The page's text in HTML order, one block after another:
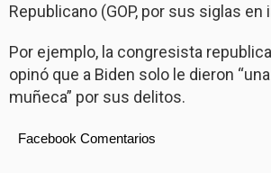
Republicano (GOP, por sus siglas en
Por ejemplo, la congresista
opinó que a Biden solo le dieron
muñeca” por sus delitos.
Facebook Comentarios